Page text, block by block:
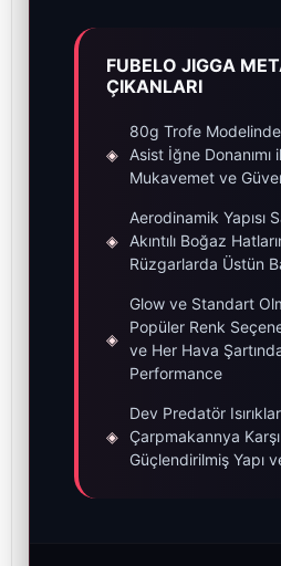
FUBELO JIGGA
ÇIKANLARI
◈
80g Trofe
Asist İğne Donanımı
Mukavemet ve
◈
Aerodinamik Yapısı
Akıntılı Boğaz
Rüzgarlarda Üstün
◈
Glow ve Standart
Popüler Renk
ve Her Hava
Performance
◈
Dev Predatör
Çarpmakannya
Güçlendirilmiş Yapı